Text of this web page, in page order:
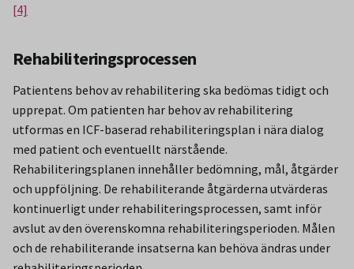
[4]
Rehabiliteringsprocessen
Patientens behov av rehabilitering ska bedömas tidigt och
upprepat. Om patienten har behov av rehabilitering
utformas en ICF-baserad rehabiliteringsplan i nära dialog
med patient och eventuellt närstående.
Rehabiliteringsplanen innehåller bedömning, mål, åtgärder
och uppföljning. De rehabiliterande åtgärderna utvärderas
kontinuerligt under rehabiliteringsprocessen, samt inför
avslut av den överenskomna rehabiliteringsperioden. Målen
och de rehabiliterande insatserna kan behöva ändras under